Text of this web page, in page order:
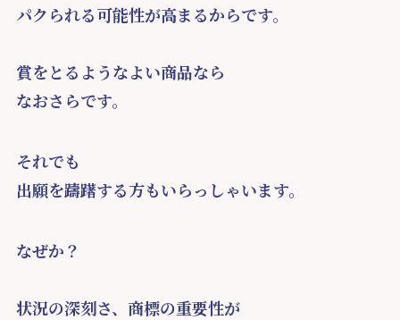
パクられる可能性が高まるからです。
賞をとるようなよい商品なら
なおさらです。
それでも
出願を躊躇する方もいらっしゃいます。
なぜか？
状況の深刻さ、商標の重要性が